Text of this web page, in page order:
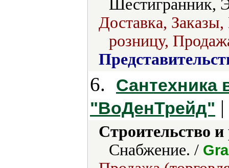
Шестигранник,
Доставка,
розницу,
6.
Сантехника
"ВоДенТрейд"
Строительство
Снабжение. /